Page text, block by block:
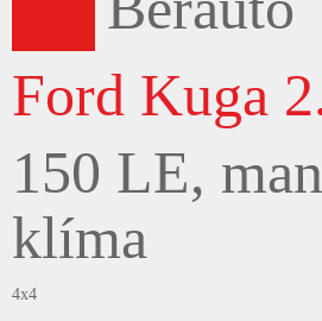
Ford Kuga
150 LE,
klíma
4x4